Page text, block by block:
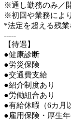
※通し勤務のみ／
※初回や業務によ
*法定を超える残業
-----
【待遇】
●健康診断
●労災保険
●交通費支給
●紹介制度あり
●労働組合あり
●有給休暇（6カ月
●雇用保険・厚生